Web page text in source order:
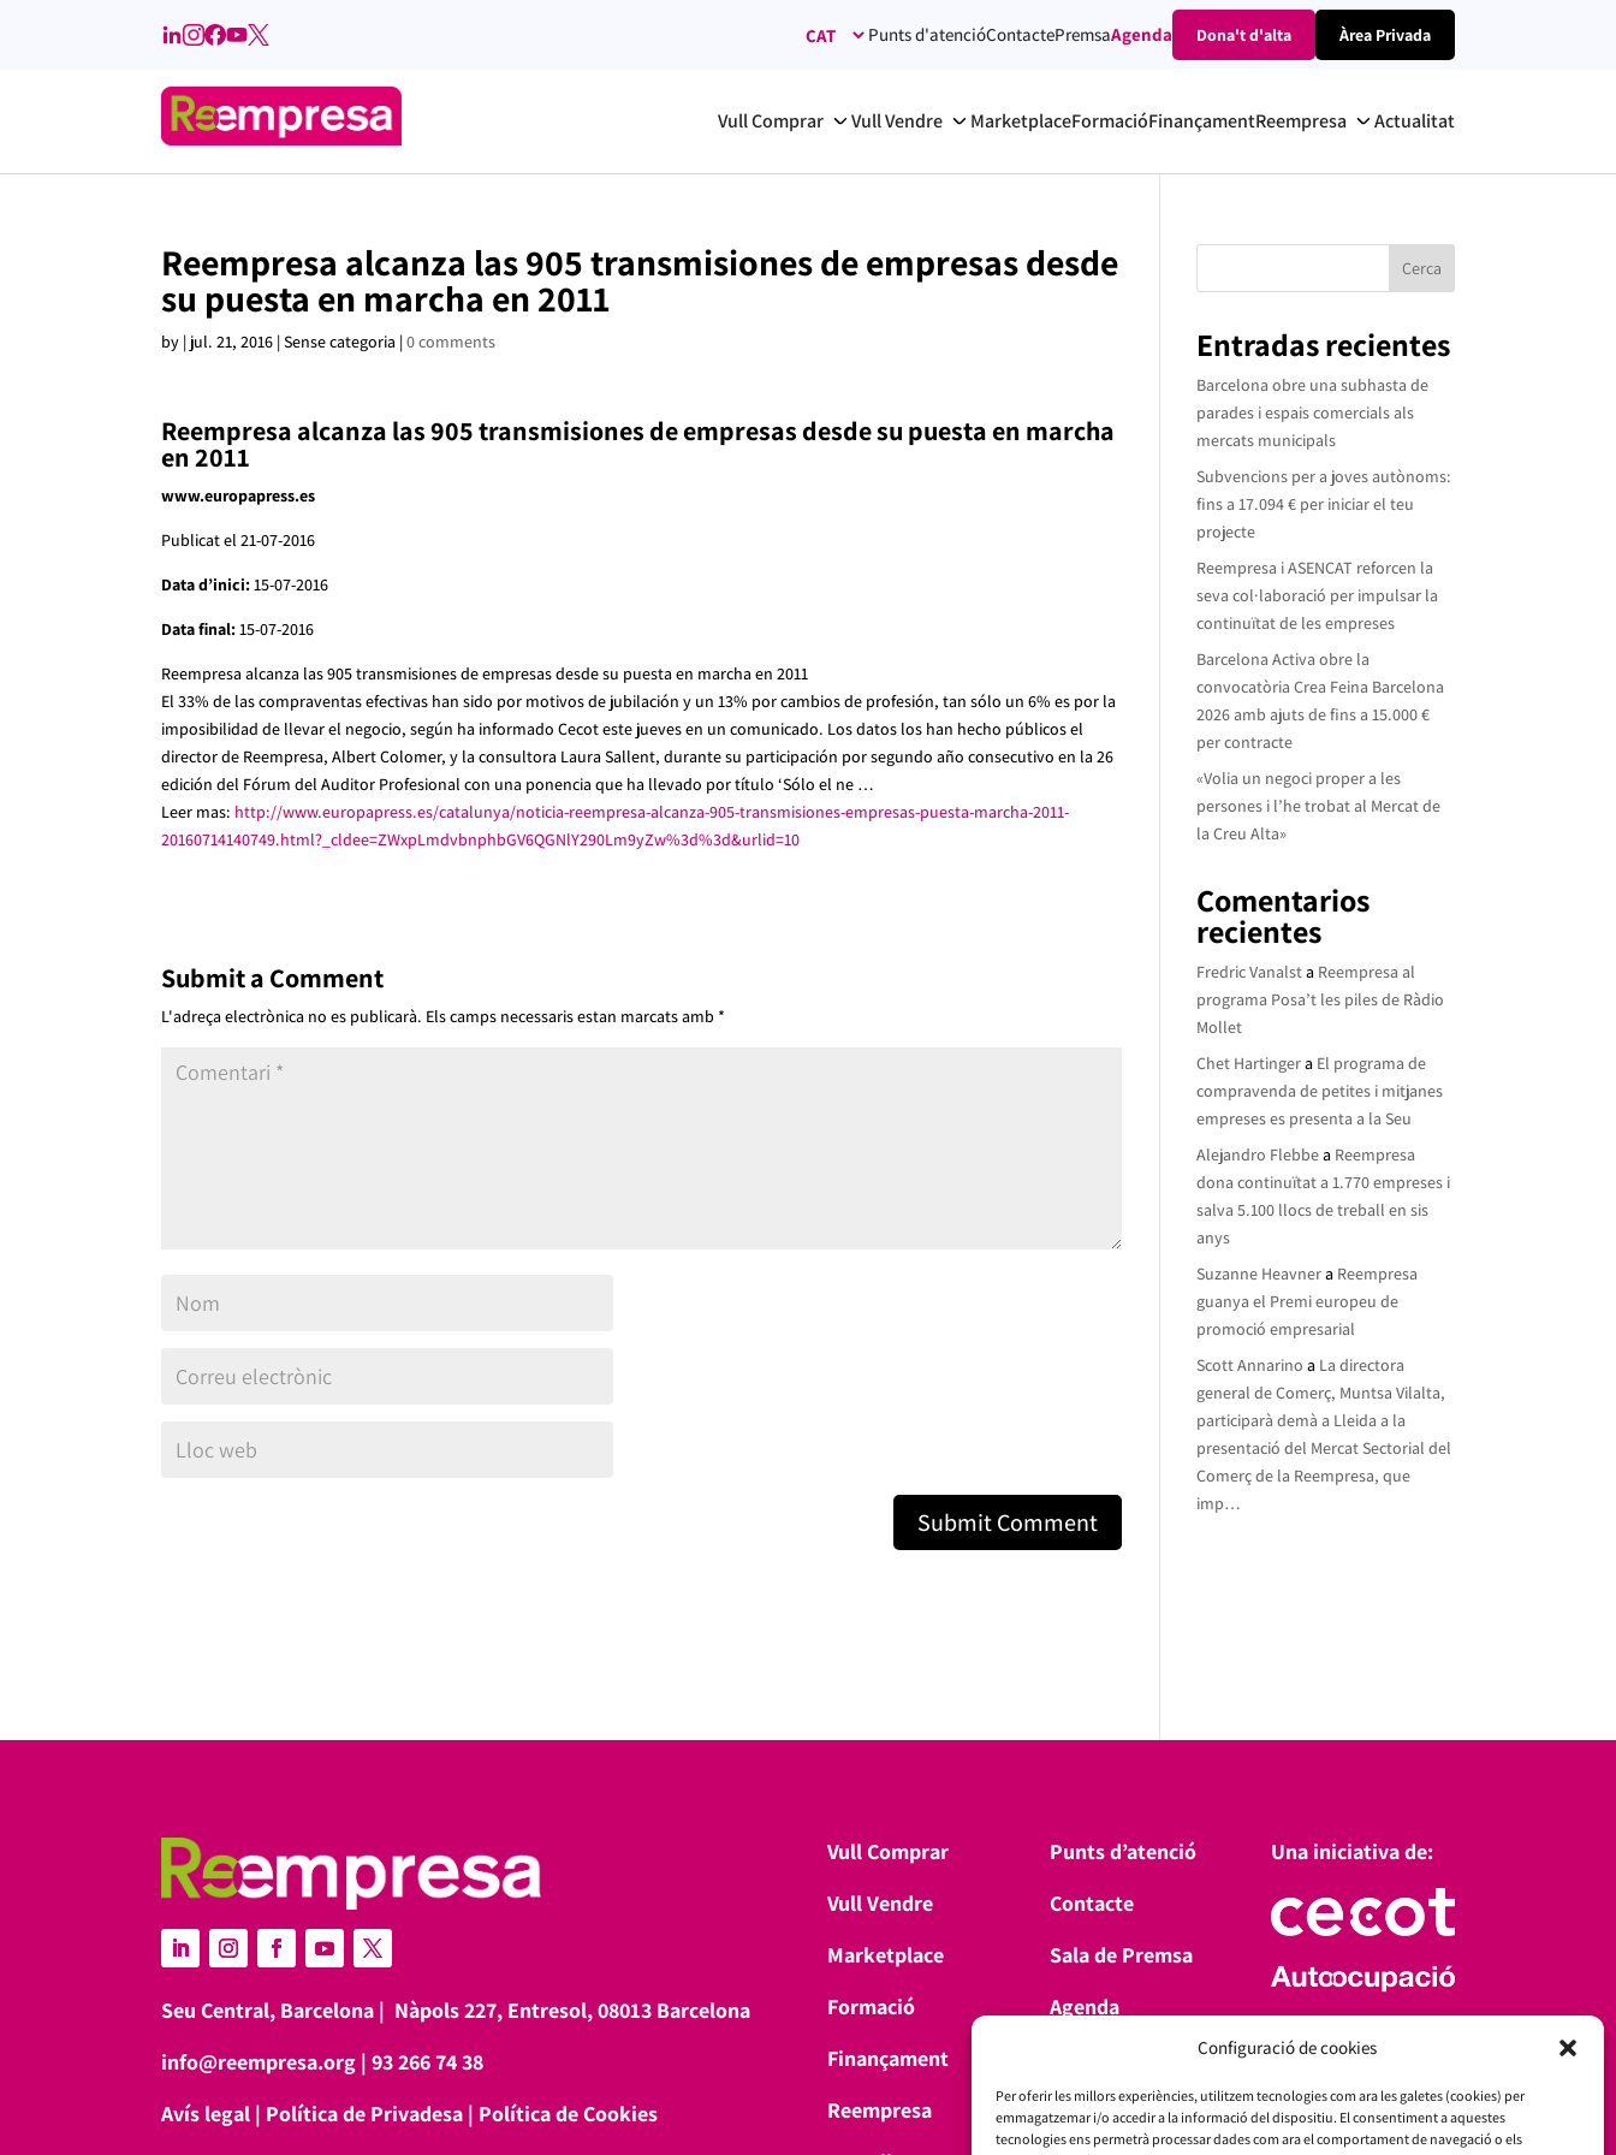
Configuració de cookies
Per oferir les millors experiències, utilitzem tecnologies com ara les galetes (cookies) per
emmagatzemar i/o accedir a la informació del dispositiu. El consentiment a aquestes
tecnologies ens permetrà processar dades com ara el comportament de navegació o els
Punts d'atencióContactePremsaAgenda Dona't d'alta Àrea Privada
Vull Comprar Vull Vendre MarketplaceFormacióFinançamentReempresa Actualitat
Reempresa alcanza las 905 transmisiones de empresas desde
su puesta en marcha en 2011
by | jul. 21, 2016 | Sense categoria |0 comments
Reempresa alcanza las 905 transmisiones de empresas desde su puesta en marcha
en 2011
www.europapress.es
Publicat el 21-07-2016
Data d’inici:15-07-2016
Data final:15-07-2016
Reempresa alcanza las 905 transmisiones de empresas desde su puesta en marcha en 2011
El 33% de las compraventas efectivas han sido por motivos de jubilación y un 13% por cambios de profesión, tan sólo un 6% es por la
imposibilidad de llevar el negocio, según ha informado Cecot este jueves en un comunicado. Los datos los han hecho públicos el
director de Reempresa, Albert Colomer, y la consultora Laura Sallent, durante su participación por segundo año consecutivo en la 26
edición del Fórum del Auditor Profesional con una ponencia que ha llevado por título ‘Sólo el ne …
Leer mas: http://www.europapress.es/catalunya/noticia-reempresa-alcanza-905-transmisiones-empresas-puesta-marcha-2011-
20160714140749.html?_cldee=ZWxpLmdvbnphbGV6QGNlY290Lm9yZw%3d%3d&urlid=10
Submit a Comment
L'adreça electrònica no es publicarà. Els camps necessaris estan marcats amb *
Cerca
Entradas recientes
Barcelona obre una subhasta de
parades i espais comercials als
mercats municipals
Subvencions per a joves autònoms:
fins a 17.094 € per iniciar el teu
projecte
Reempresa i ASENCAT reforcen la
seva col·laboració per impulsar la
continuïtat de les empreses
Barcelona Activa obre la
convocatòria Crea Feina Barcelona
2026 amb ajuts de fins a 15.000 €
per contracte
«Volia un negoci proper a les
persones i l’he trobat al Mercat de
la Creu Alta»
Comentarios
recientes
Fredric Vanalsta Reempresa al
programa Posa’t les piles de Ràdio
Mollet
Chet Hartingera El programa de
compravenda de petites i mitjanes
empreses es presenta a la Seu
Alejandro Flebbea Reempresa
dona continuïtat a 1.770 empreses i
salva 5.100 llocs de treball en sis
anys
Suzanne Heavnera Reempresa
guanya el Premi europeu de
promoció empresarial
Scott Annarino a La directora
general de Comerç, Muntsa Vilalta,
participarà demà a Lleida a la
presentació del Mercat Sectorial del
Comerç de la Reempresa, que
imp…
Seu Central, Barcelona | Nàpols 227, Entresol, 08013 Barcelona
info@reempresa.org |93 266 74 38
Avís legal | Política de Privadesa | Política de Cookies
Vull Comprar
Vull Vendre
Marketplace
Formació
Finançament
Reempresa
Punts d’atenció
Contacte
Sala de Premsa
Agenda
Una iniciativa de:
Amb el suport de: